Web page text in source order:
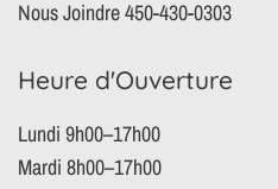
Nous Joindre 450-430-0303
Heure d'Ouverture
Lundi 9h00–17h00
Mardi 8h00–17h00